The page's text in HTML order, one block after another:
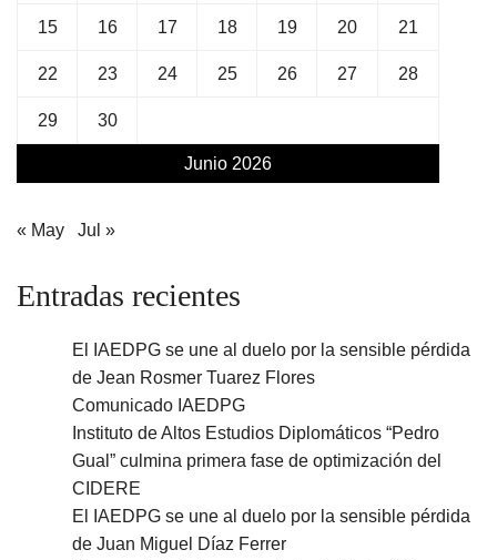
Junio 2026
15 16 17 18 19 20 21
22 23 24 25 26 27 28
29 30
« May Jul »
Entradas recientes
El IAEDPG se une al duelo por la sensible pérdida
de Jean Rosmer Tuarez Flores
Comunicado IAEDPG
Instituto de Altos Estudios Diplomáticos “Pedro
Gual” culmina primera fase de optimización del
CIDERE
El IAEDPG se une al duelo por la sensible pérdida
de Juan Miguel Díaz Ferrer